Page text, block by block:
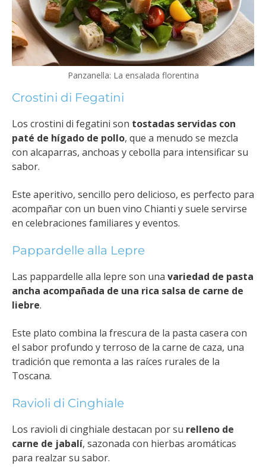
Panzanella: La ensalada florentina
Crostini di Fegatini
Los crostini di fegatini son tostadas servidas con
paté de hígado de pollo, que a menudo se mezcla
con alcaparras, anchoas y cebolla para intensificar su
sabor.
Este aperitivo, sencillo pero delicioso, es perfecto para
acompañar con un buen vino Chianti y suele servirse
en celebraciones familiares y eventos.
Pappardelle alla Lepre
Las pappardelle alla lepre son una variedad de pasta
ancha acompañada de una rica salsa de carne de
liebre.
Este plato combina la frescura de la pasta casera con
el sabor profundo y terroso de la carne de caza, una
tradición que remonta a las raíces rurales de la
Toscana.
Ravioli di Cinghiale
Los ravioli di cinghiale destacan por su relleno de
carne de jabalí, sazonada con hierbas aromáticas
para realzar su sabor.